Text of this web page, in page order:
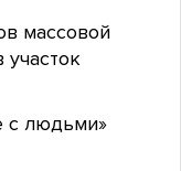
массовой
участок
с людьми»